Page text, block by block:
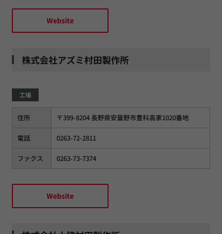
Website
株式会社アズミ村田製作所
工場
住所 〒399-8204 長野県安曇野市豊科高家1020番地
電話 0263-72-2811
ファクス 0263-73-7374
Website